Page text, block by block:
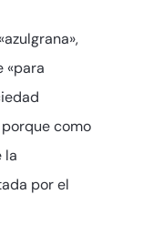
«para
como
la
por el